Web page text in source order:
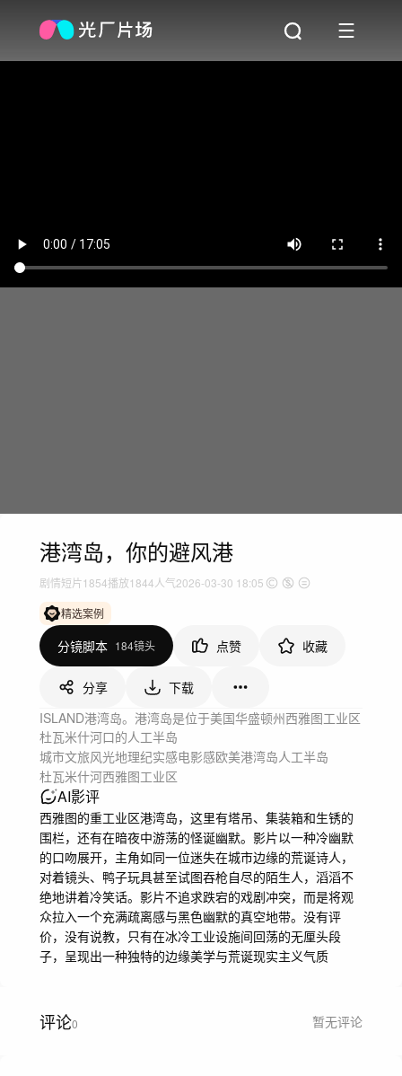
港湾岛，你的避风港
剧情短片1854播放1844人气2026-03-30 18:05
精选案例
分镜脚本 184镜头 点赞 收藏
分享
下载
ISLAND港湾岛。港湾岛是位于美国华盛顿州西雅图工业区
杜瓦米什河口的人工半岛
城市文旅风光地理纪实感电影感欧美港湾岛人工半岛
杜瓦米什河西雅图工业区
AI影评
西雅图的重工业区港湾岛，这里有塔吊、集装箱和生锈的
围栏，还有在暗夜中游荡的怪诞幽默。影片以一种冷幽默
的口吻展开，主角如同一位迷失在城市边缘的荒诞诗人，
对着镜头、鸭子玩具甚至试图吞枪自尽的陌生人，滔滔不
绝地讲着冷笑话。影片不追求跌宕的戏剧冲突，而是将观
众拉入一个充满疏离感与黑色幽默的真空地带。没有评
价，没有说教，只有在冰冷工业设施间回荡的无厘头段
子，呈现出一种独特的边缘美学与荒诞现实主义气质
评论0 暂无评论